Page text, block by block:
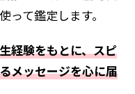
て鑑定します。
経験をもとに、スピ
メッセージを心に届